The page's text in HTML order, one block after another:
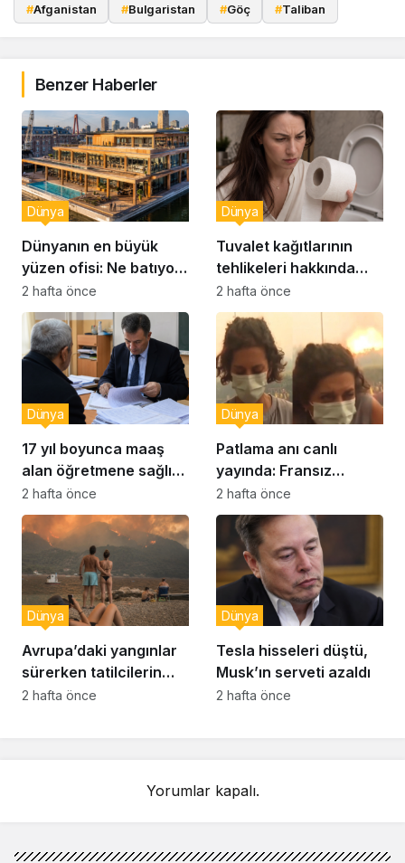
#Afganistan #Bulgaristan #Göç #Taliban
Benzer Haberler
Dünyanın en büyük
yüzen ofisi: Ne batıyor
ne yerinde kalıyor
Dünya
2 hafta önce
Tuvalet kağıtlarının
tehlikeleri hakkında
yeni uyarılar
Dünya
2 hafta önce
17 yıl boyunca maaş
alan öğretmene sağlık
raporu soruşturması
Dünya
2 hafta önce
Patlama anı canlı
yayında: Fransız
muhabir şaşkın
Dünya
2 hafta önce
Avrupa’daki yangınlar
sürerken tatilcilerin
kayıtsızlığı tepki yarattı
Dünya
2 hafta önce
Tesla hisseleri düştü,
Musk’ın serveti azaldı
Dünya
2 hafta önce
Yorumlar kapalı.